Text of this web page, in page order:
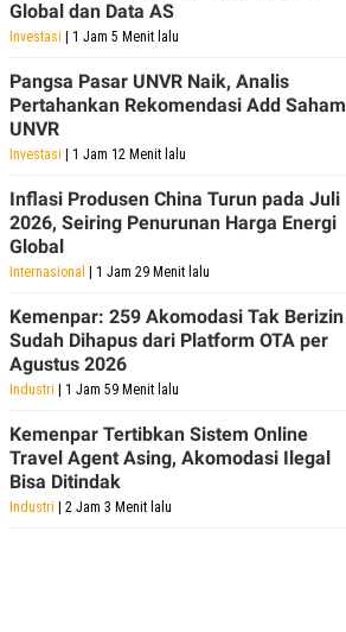
Global dan Data AS
Investasi | 1 Jam 5 Menit lalu
Pangsa Pasar UNVR Naik, Analis
Pertahankan Rekomendasi Add Saham
UNVR
Investasi | 1 Jam 12 Menit lalu
Inflasi Produsen China Turun pada Juli
2026, Seiring Penurunan Harga Energi
Global
Internasional | 1 Jam 29 Menit lalu
Kemenpar: 259 Akomodasi Tak Berizin
Sudah Dihapus dari Platform OTA per
Agustus 2026
Industri | 1 Jam 59 Menit lalu
Kemenpar Tertibkan Sistem Online
Travel Agent Asing, Akomodasi Ilegal
Bisa Ditindak
Industri | 2 Jam 3 Menit lalu